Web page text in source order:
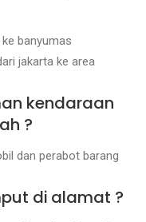
banyumas
jakarta ke area
kendaraan
?
dan perabot barang
di alamat ?